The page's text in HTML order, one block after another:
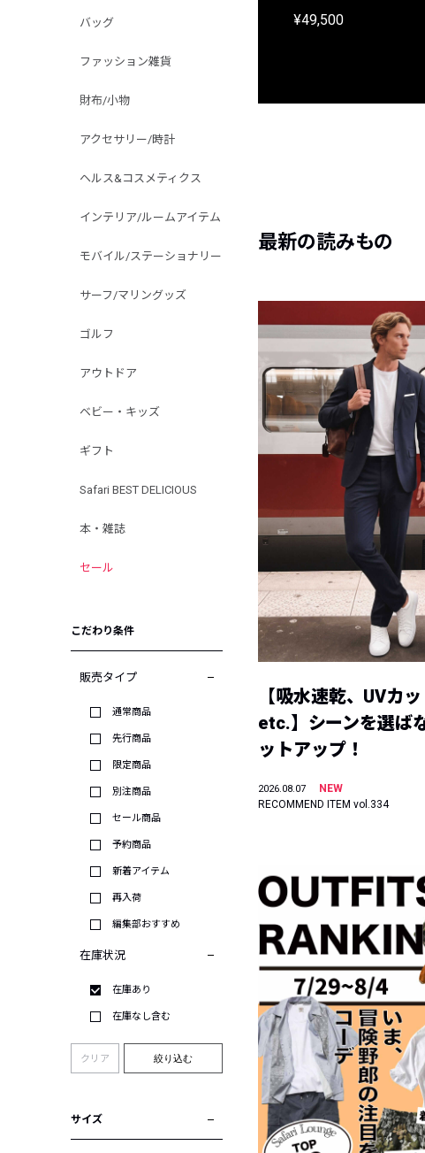
バッグ
ファッション雑貨
財布/小物
アクセサリー/時計
ヘルス&コスメティクス
インテリア/ルームアイテム
モバイル/ステーショナリー
サーフ/マリングッズ
ゴルフ
アウトドア
ベビー・キッズ
ギフト
Safari BEST DELICIOUS
本・雑誌
セール
こだわり条件
販売タイプ
通常商品
先行商品
限定商品
別注商品
セール商品
予約商品
新着アイテム
再入荷
編集部おすすめ
在庫状況
在庫あり
在庫なし含む
クリア 絞り込む
サイズ
¥49,500
最新の読みもの
【吸水速乾、UVカ
etc.】シーンを選ば
ットアップ！
2026.08.07
NEW
RECOMMEND ITEM vol.334